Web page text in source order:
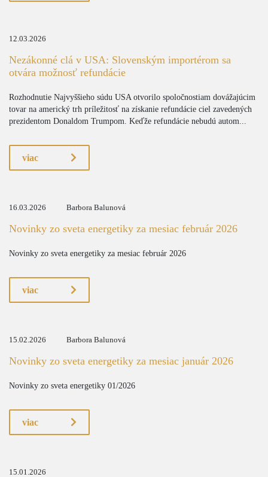
12.03.2026
Nezákonné clá v USA: Slovenským importérom sa
otvára možnosť refundácie
Rozhodnutie Najvyššieho súdu USA otvorilo spoločnostiam dovážajúcim
tovar na americký trh príležitosť na získanie refundácie ciel zavedených
prezidentom Donaldom Trumpom. Keďže refundácie nebudú autom...
viac
16.03.2026 Barbora Balunová
Novinky zo sveta energetiky za mesiac február 2026
Novinky zo sveta energetiky za mesiac február 2026
viac
15.02.2026 Barbora Balunová
Novinky zo sveta energetiky za mesiac január 2026
Novinky zo sveta energetiky 01/2026
viac
15.01.2026